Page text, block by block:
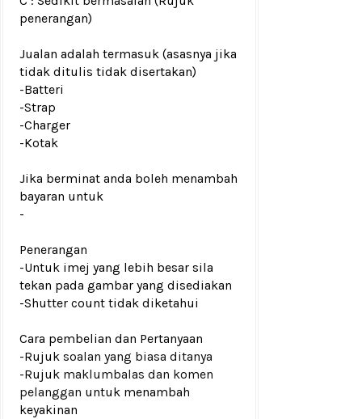
penerangan)
Jualan adalah termasuk (asasnya jika
tidak ditulis tidak disertakan)
-Batteri
-Strap
-Charger
-Kotak
Jika berminat anda boleh menambah
bayaran untuk
-
Penerangan
-Untuk imej yang lebih besar sila
tekan pada gambar yang disediakan
-Shutter count tidak diketahui
Cara pembelian dan Pertanyaan
-Rujuk soalan yang biasa ditanya
-Rujuk maklumbalas dan komen
pelanggan untuk menambah
keyakinan